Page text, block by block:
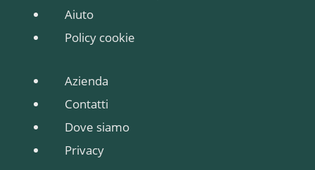
Aiuto
Policy cookie
Azienda
Contatti
Dove siamo
Privacy